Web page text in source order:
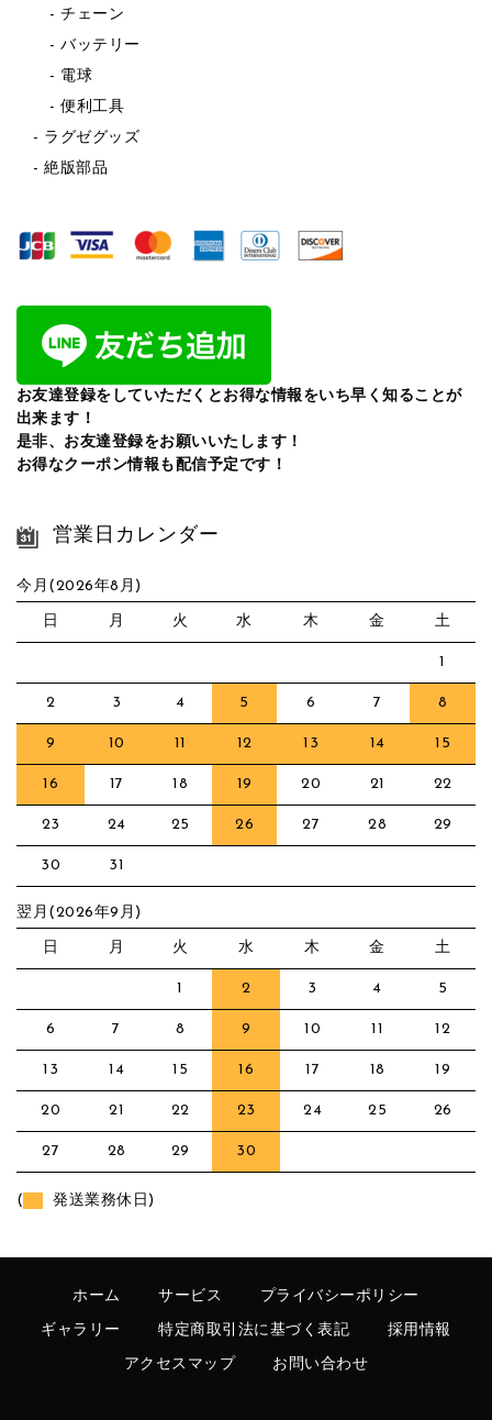
チェーン
バッテリー
電球
便利工具
ラグゼグッズ
絶版部品
お友達登録をしていただくとお得な情報をいち早く知ることが
出来ます！
是非、お友達登録をお願いいたします！
お得なクーポン情報も配信予定です！
営業日カレンダー
今月(2026年8月)
日 月 火 水 木 金 土
1
2 3 4 5 6 7 8
9 10 11 12 13 14 15
16 17 18 19 20 21 22
23 24 25 26 27 28 29
30 31
翌月(2026年9月)
日 月 火 水 木 金 土
1 2 3 4 5
6 7 8 9 10 11 12
13 14 15 16 17 18 19
20 21 22 23 24 25 26
27 28 29 30
( 発送業務休日)
ホーム サービス プライバシーポリシー
ギャラリー 特定商取引法に基づく表記 採用情報
アクセスマップ お問い合わせ